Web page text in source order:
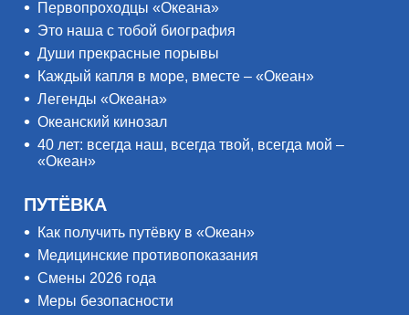
Первопроходцы «Океана»
Это наша с тобой биография
Души прекрасные порывы
Каждый капля в море, вместе – «Океан»
Легенды «Океана»
Океанский кинозал
40 лет: всегда наш, всегда твой, всегда мой –
«Океан»
ПУТЁВКА
Как получить путёвку в «Океан»
Медицинские противопоказания
Смены 2026 года
Меры безопасности